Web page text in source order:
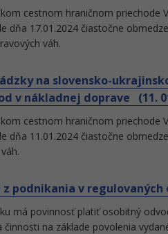
cestnom hraničnom priechode
dňa 17.01.2024 čiastočne
váh.
na slovensko-
v nákladnej doprave (11.
cestnom hraničnom priechode
dňa 11.01.2024 čiastočne
podnikania v regulovaných
má povinnosť platiť osobitný
na základe povolenia